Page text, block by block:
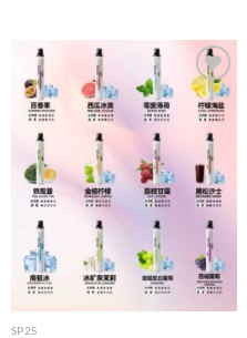
Add to
wishlist
SP2S